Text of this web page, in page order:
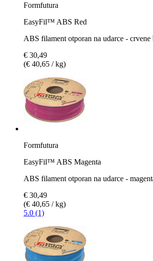
Formfutura
EasyFil™ ABS Red
ABS filament otporan na udarce - crvene
€ 30,49
(€ 40,65 / kg)
Formfutura
EasyFil™ ABS Magenta
ABS filament otporan na udarce -
€ 30,49
(€ 40,65 / kg)
5.0 (1)